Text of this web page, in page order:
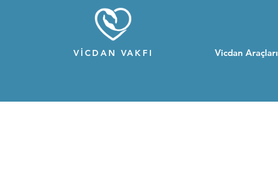
VİCDAN VAKFI Vicdan Araçları